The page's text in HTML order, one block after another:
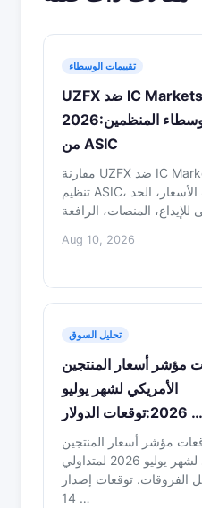
تقييمات الوسطاء
UZFX ضد IC Markets
2026:مواجهة الوسطاء المنظمين
من ASIC
مقارنة UZFX ضد IC Markets 2026:
تنظيم ASIC، فروقات الأسعار، الحد
Aug 10, 2026
تحليل السوق
مؤشر أسعار المنتجين
الأمريكي لشهر يوليو
2026:توقعات الدولار …
مؤشر أسعار المنتجين
الأمريكي لشهر يوليو 2026 لمتداولي
الفروقات. توقعات إصدار
14 …